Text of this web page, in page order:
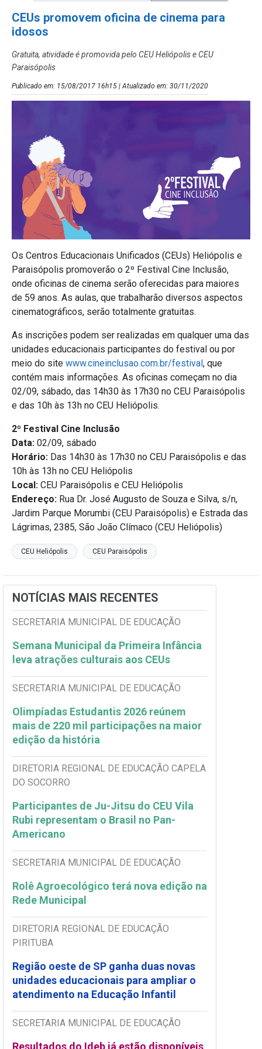
CEUs promovem oficina de cinema para
idosos
Gratuita, atividade é promovida pelo CEU Heliópolis e CEU
Paraisópolis
Publicado em: 15/08/2017 16h15 | Atualizado em: 30/11/2020
Os Centros Educacionais Unificados (CEUs) Heliópolis e
Paraisópolis promoverão o 2º Festival Cine Inclusão,
onde oficinas de cinema serão oferecidas para maiores
de 59 anos. As aulas, que trabalharão diversos aspectos
cinematográficos, serão totalmente gratuitas.
As inscrições podem ser realizadas em qualquer uma das
unidades educacionais participantes do festival ou por
meio do site www.cineinclusao.com.br/festival, que
contém mais informações. As oficinas começam no dia
02/09, sábado, das 14h30 às 17h30 no CEU Paraisópolis
e das 10h às 13h no CEU Heliópolis.
2º Festival Cine Inclusão
Data: 02/09, sábado
Horário: Das 14h30 às 17h30 no CEU Paraisópolis e das
10h às 13h no CEU Heliópolis
Local: CEU Paraisópolis e CEU Heliópolis
Endereço: Rua Dr. José Augusto de Souza e Silva, s/n,
Jardim Parque Morumbi (CEU Paraisópolis) e Estrada das
Lágrimas, 2385, São João Clímaco (CEU Heliópolis)
CEU Heliópolis CEU Paraisópolis
NOTÍCIAS MAIS RECENTES
SECRETARIA MUNICIPAL DE EDUCAÇÃO
Semana Municipal da Primeira Infância
leva atrações culturais aos CEUs
SECRETARIA MUNICIPAL DE EDUCAÇÃO
Olimpíadas Estudantis 2026 reúnem
mais de 220 mil participações na maior
edição da história
DIRETORIA REGIONAL DE EDUCAÇÃO CAPELA
DO SOCORRO
Participantes de Ju-Jitsu do CEU Vila
Rubi representam o Brasil no Pan-
Americano
SECRETARIA MUNICIPAL DE EDUCAÇÃO
Rolê Agroecológico terá nova edição na
Rede Municipal
DIRETORIA REGIONAL DE EDUCAÇÃO
PIRITUBA
Região oeste de SP ganha duas novas
unidades educacionais para ampliar o
atendimento na Educação Infantil
SECRETARIA MUNICIPAL DE EDUCAÇÃO
Resultados do Ideb já estão disponíveis